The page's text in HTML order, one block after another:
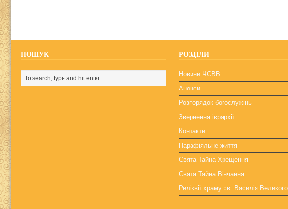
ПОШУК РОЗДІЛИ
Новини ЧСВВ
Анонси
Розпорядок богослужінь
Звернення ієрархії
Контакти
Парафіяльне життя
Свята Тайна Хрещення
Свята Тайна Вінчання
Реліквії храму св. Василія Великого